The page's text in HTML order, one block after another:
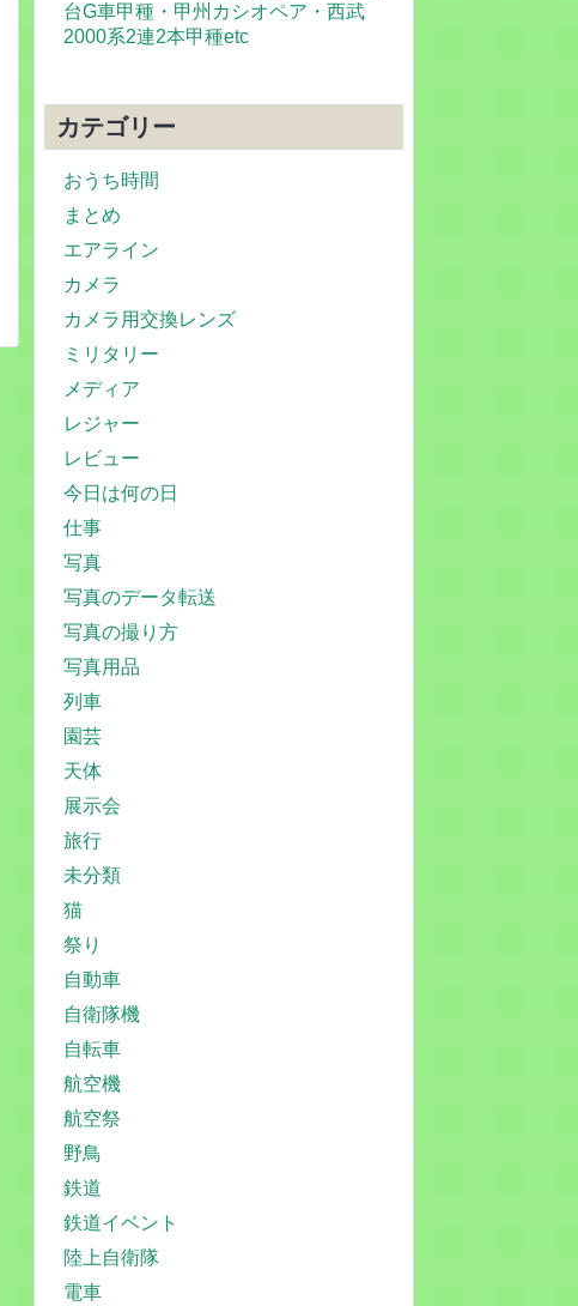
台G車甲種・甲州カシオペア・西武
2000系2連2本甲種etc
カテゴリー
おうち時間
まとめ
エアライン
カメラ
カメラ用交換レンズ
ミリタリー
メディア
レジャー
レビュー
今日は何の日
仕事
写真
写真のデータ転送
写真の撮り方
写真用品
列車
園芸
天体
展示会
旅行
未分類
猫
祭り
自動車
自衛隊機
自転車
航空機
航空祭
野鳥
鉄道
鉄道イベント
陸上自衛隊
電車